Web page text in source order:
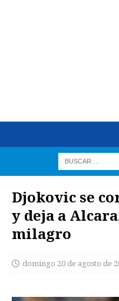
Djokovic se
y deja a
milagro
domingo 20 de agosto de